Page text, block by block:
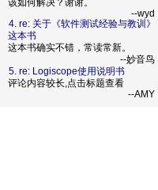
该如何解决？谢谢。
--wyd
4. re: 关于《软件测试经验与教训》
这本书
这本书确实不错，常读常新。
--妙音鸟
5. re: Logiscope使用说明书
评论内容较长,点击标题查看
--AMY